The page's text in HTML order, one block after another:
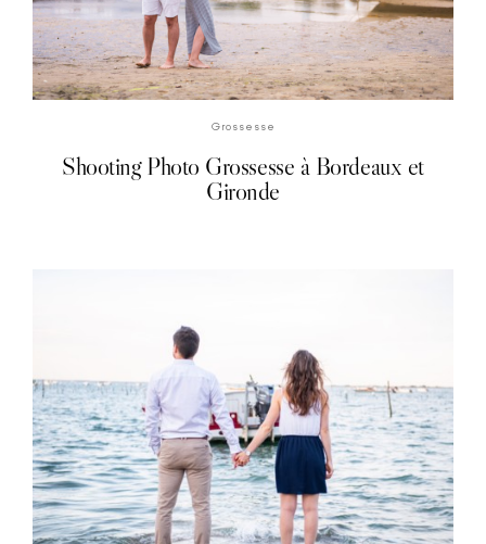
Grossesse
Shooting Photo Grossesse à Bordeaux et
Gironde
DÉCOUVRIR LA SÉANCE PHOTO